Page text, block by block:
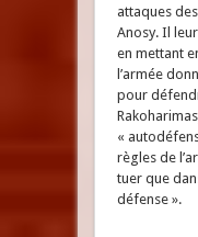
attaques
Anosy. Il
en mettant
l’armée
pour
«
règles de
tuer que
défense ».